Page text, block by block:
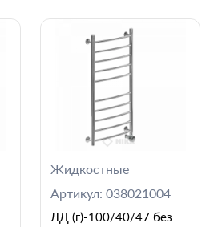
Жидкостные
Артикул: 038021004
ЛД (г)-100/40/47 без